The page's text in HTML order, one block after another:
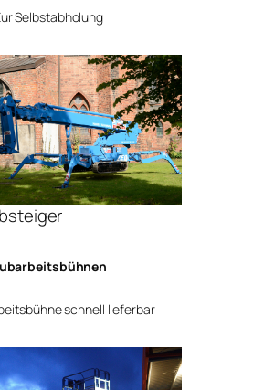
Selbstabholung
schnell lieferbar